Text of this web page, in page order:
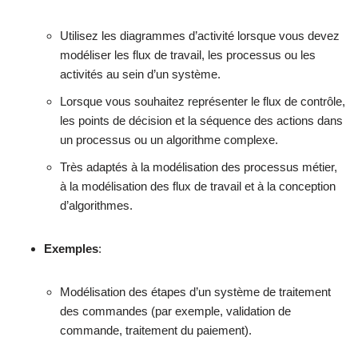
Utilisez les diagrammes d’activité lorsque vous devez
modéliser les flux de travail, les processus ou les
activités au sein d’un système.
Lorsque vous souhaitez représenter le flux de contrôle,
les points de décision et la séquence des actions dans
un processus ou un algorithme complexe.
Très adaptés à la modélisation des processus métier,
à la modélisation des flux de travail et à la conception
d’algorithmes.
Exemples:
Modélisation des étapes d’un système de traitement
des commandes (par exemple, validation de
commande, traitement du paiement).